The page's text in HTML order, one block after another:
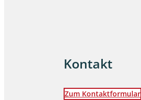
Kontakt
Zum Kontaktformular